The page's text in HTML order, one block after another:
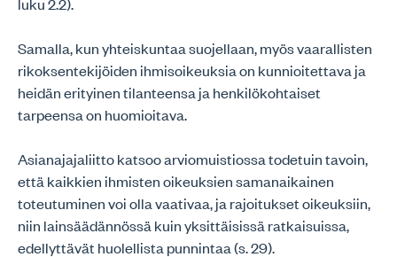
Samalla, kun yhteiskuntaa suojellaan, myös vaarallisten
rikoksentekijöiden ihmisoikeuksia on kunnioitettava ja
heidän erityinen tilanteensa ja henkilökohtaiset
tarpeensa on huomioitava.
Asianajajaliitto katsoo arviomuistiossa todetuin tavoin,
että kaikkien ihmisten oikeuksien samanaikainen
toteutuminen voi olla vaativaa, ja rajoitukset oikeuksiin,
niin lainsäädännössä kuin yksittäisissä ratkaisuissa,
edellyttävät huolellista punnintaa (s. 29).